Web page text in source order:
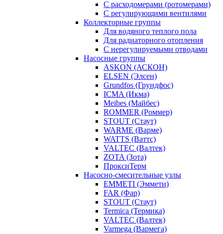
С расходомерами (ротомерами)
С регулирующими вентилями
Коллекторные группы
Для водяного теплого пола
Для радиаторного отопления
С нерегулируемыми отводами
Насосные группы
ASKON (АСКОН)
ELSEN (Элсен)
Grundfos (Грундфос)
ICMA (Икма)
Meibes (Майбес)
ROMMER (Роммер)
STOUT (Стаут)
WARME (Варме)
WATTS (Ваттс)
VALTEC (Валтек)
ZOTA (Зота)
ПроксиТерм
Насосно-смесительные узлы
EMMETI (Эммети)
FAR (Фар)
STOUT (Стаут)
Termica (Термика)
VALTEC (Валтек)
Varmega (Вармега)